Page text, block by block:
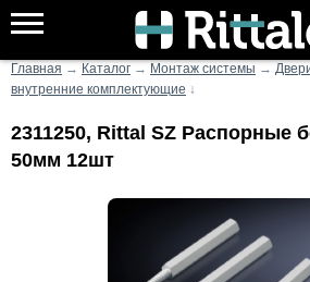
Главная → Каталог → Монтаж системы →
внутренние комплектующие ↓
2311250, Rittal SZ Распорные
50мм 12шт